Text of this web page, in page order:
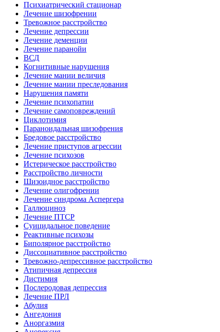
Психиатрический стационар
Лечение шизофрении
Тревожное расстройство
Лечение депрессии
Лечение деменции
Лечение паранойи
ВСД
Когнитивные нарушения
Лечение мании величия
Лечение мании преследования
Нарушения памяти
Лечение психопатии
Лечение самоповреждений
Циклотимия
Параноидальная шизофрения
Бредовое расстройство
Лечение приступов агрессии
Лечение психозов
Истерическое расстройство
Расстройство личности
Шизоидное расстройство
Лечение олигофрении
Лечение синдрома Аспергера
Галлюциноз
Лечение ПТСР
Суицидальное поведение
Реактивные психозы
Биполярное расстройство
Диссоциативное расстройство
Тревожно-депрессивное расстройство
Атипичная депрессия
Дистимия
Послеродовая депрессия
Лечение ПРЛ
Абулия
Ангедония
Аноргазмия